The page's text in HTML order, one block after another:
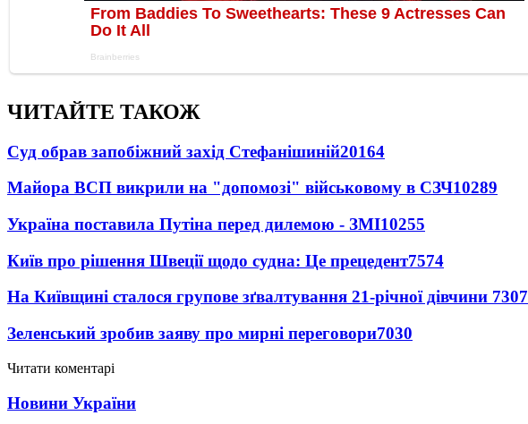
ЧИТАЙТЕ ТАКОЖ
Суд обрав запобіжний захід Стефанішиній20164
Майора ВСП викрили на "допомозі" військовому в СЗЧ10289
Україна поставила Путіна перед дилемою - ЗМІ10255
Київ про рішення Швеції щодо судна: Це прецедент7574
На Київщині сталося групове зґвалтування 21-річної дівчини 7307
Зеленський зробив заяву про мирні переговори7030
Читати коментарі
Новини України